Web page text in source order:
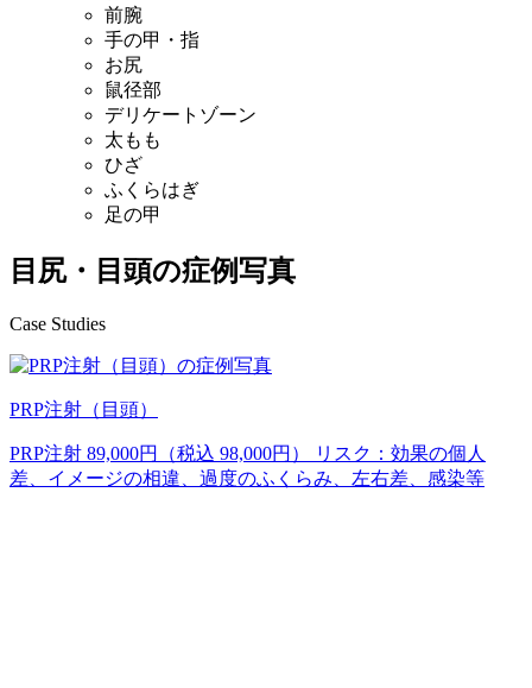
前腕
手の甲・指
お尻
鼠径部
デリケートゾーン
太もも
ひざ
ふくらはぎ
足の甲
目尻・目頭の症例写真
Case Studies
PRP注射（目頭）
PRP注射 89,000円（税込 98,000円） リスク：効果の個人
差、イメージの相違、過度のふくらみ、左右差、感染等